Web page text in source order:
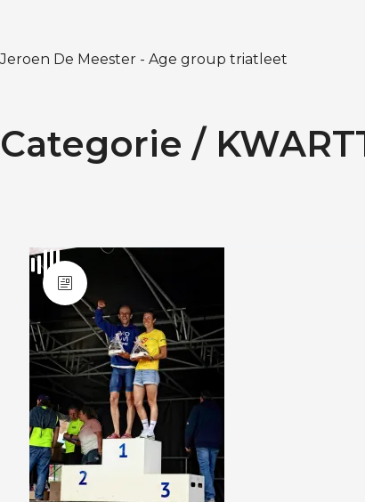
Jeroen De Meester - Age group triatleet
Categorie /